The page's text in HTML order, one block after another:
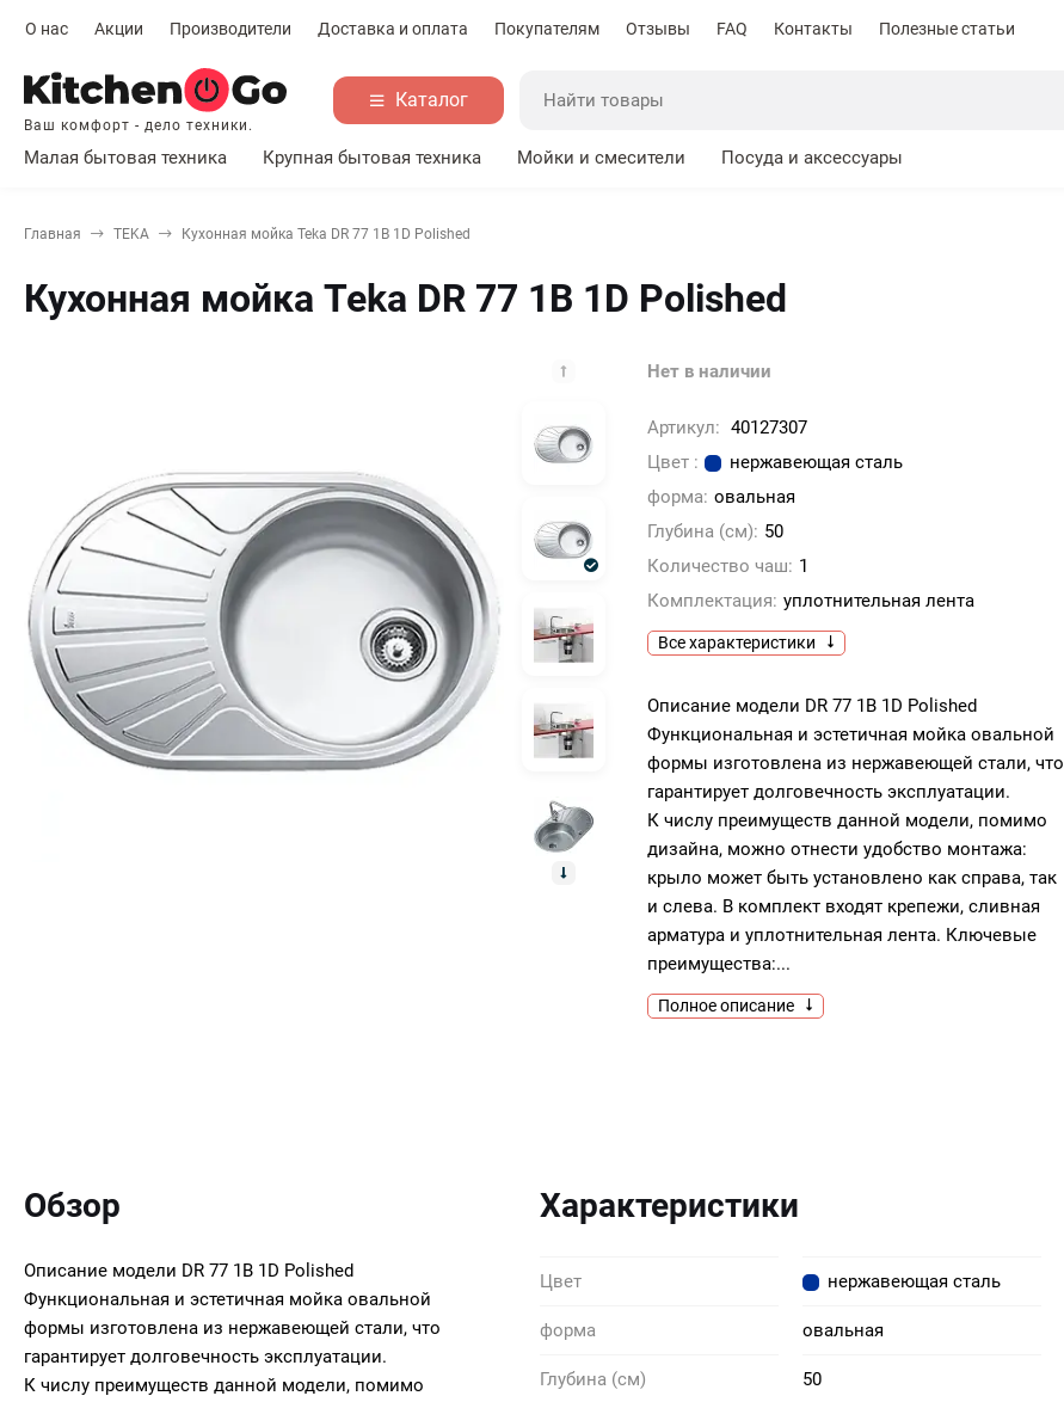
О нас Акции Производители Доставка и оплата Покупателям Отзывы FAQ Контакты Полезные статьи
Ваш комфорт - дело техники.
Каталог
Малая бытовая техника Крупная бытовая техника Мойки и смесители Посуда и аксессуары
Главная TEKA Кухонная мойка Teka DR 77 1B 1D Polished
Кухонная мойка Teka DR 77 1B 1D Polished
Нет в наличии
Артикул: 40127307
Цвет :
нержавеющая сталь
форма: овальная
Глубина (см): 50
Количество чаш: 1
Комплектация: уплотнительная лента
Все характеристики
Описание модели DR 77 1B 1D Polished
Функциональная и эстетичная мойка овальной
формы изготовлена из нержавеющей стали, что
гарантирует долговечность эксплуатации.
К числу преимуществ данной модели, помимо
дизайна, можно отнести удобство монтажа:
крыло может быть установлено как справа, так
и слева. В комплект входят крепежи, сливная
арматура и уплотнительная лента. Ключевые
преимущества:...
Полное описание
Обзор
Описание модели DR 77 1B 1D Polished
Функциональная и эстетичная мойка овальной
формы изготовлена из нержавеющей стали, что
гарантирует долговечность эксплуатации.
К числу преимуществ данной модели, помимо
Характеристики
Цвет нержавеющая сталь
форма овальная
Глубина (см) 50